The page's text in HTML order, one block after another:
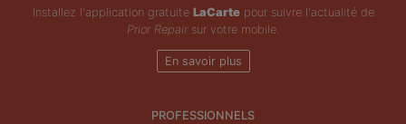
Installez l'application gratuite LaCartepour suivre l'actualité de
Prior Repairsur votre mobile.
En savoir plus
PROFESSIONNELS